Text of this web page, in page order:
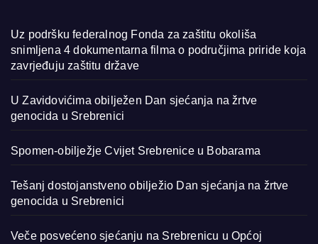
Uz podršku federalnog Fonda za zaštitu okoliša
snimljena 4 dokumentarna filma o područjima priride koja
zavrjeđuju zaštitu države
U Zavidovićima obilježen Dan sjećanja na žrtve
genocida u Srebrenici
Spomen-obilježje Cvijet Srebrenice u Bobarama
Tešanj dostojanstveno obilježio Dan sjećanja na žrtve
genocida u Srebrenici
Veče posvećeno sjećanju na Srebrenicu u Općoj